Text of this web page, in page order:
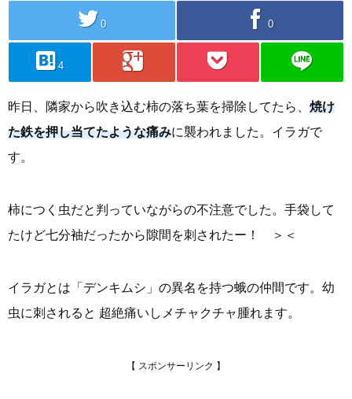
twitter 0 facebook 0
hatebu 4 googleplus pocket line
昨日、隣家から吹き込む柿の落ち葉を掃除してたら、 焼け
た鉄を押し当てたような痛みに襲われました。イラガで
す。
柿につく虫だと判っていながらの不注意でした。手袋して
たけど七分袖だったから隙間を刺されたー！ ＞＜
イラガとは「デンキムシ」の異名を持つ蛾の仲間です。幼
虫に刺されると 超絶痛いしメチャクチャ腫れます。